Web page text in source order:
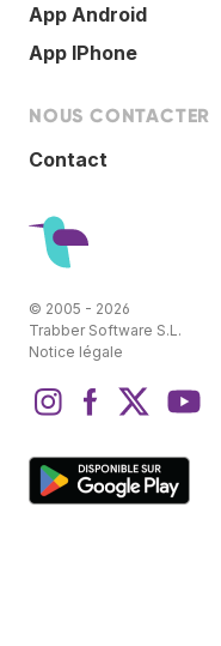
App Android
App IPhone
NOUS CONTACTER
Contact
© 2005 - 2026
Trabber Software S.L.
Notice légale